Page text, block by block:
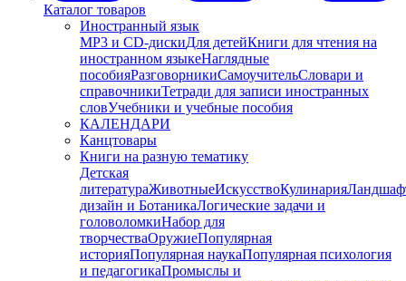
Каталог товаров
Иностранный язык
MP3 и CD-дискиДля детейКниги для чтения на
иностранном языкеНаглядные
пособияРазговорникиСамоучительСловари и
справочникиТетради для записи иностранных
словУчебники и учебные пособия
КАЛЕНДАРИ
Канцтовары
Книги на разную тематику
Детская
литератураЖивотныеИскусствоКулинария
дизайн и БотаникаЛогические задачи и
головоломкиНабор для
творчестваОружиеПопулярная
историяПопулярная наукаПопулярная психология
и педагогикаПромыслы и